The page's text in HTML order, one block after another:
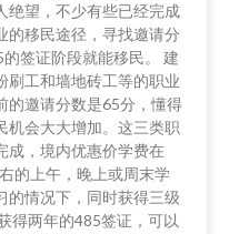
绝望，不少有些已经完成
的移民途径，寻找邀请分
签证阶段就能移民。 建
刷工和墙地砖工等的职业
的邀请分数是65分，懂得
机会大大增加。这三类职
成，境内优惠价学费在
的上午，晚上或周末学
的情况下，同时获得三级
得两年的485签证，可以